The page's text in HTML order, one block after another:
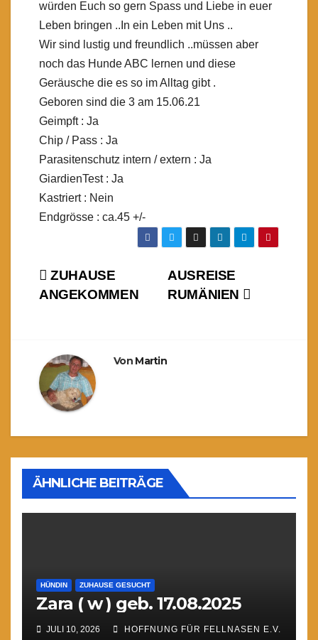
würden Euch so gern Spass und Liebe in euer
Leben bringen ..In ein Leben mit Uns ..
Wir sind lustig und freundlich ..müssen aber
noch das Hunde ABC lernen und diese
Geräusche die es so im Alltag gibt .
Geboren sind die 3 am 15.06.21
Geimpft : Ja
Chip / Pass : Ja
Parasitenschutz intern / extern : Ja
GiardienTest : Ja
Kastriert : Nein
Endgrösse : ca.45 +/-
Beitragsnavigation
AUSREISE
RUMÄNIEN
ZUHAUSE
ANGEKOMMEN
Von Martin
ÄHNLICHE BEITRÄGE
HÜNDIN ZUHAUSE GESUCHT
Zara ( w ) geb. 17.08.2025
JULI 10, 2026 HOFFNUNG FÜR FELLNASEN E.V.